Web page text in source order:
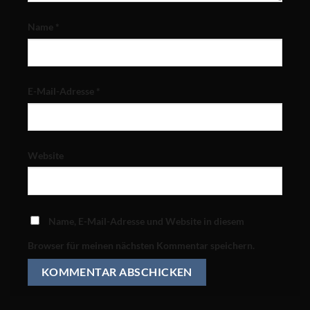
Name *
E-Mail-Adresse *
Website
Name, E-Mail-Adresse und Website in diesem
Browser für meinen nächsten Kommentar speichern.